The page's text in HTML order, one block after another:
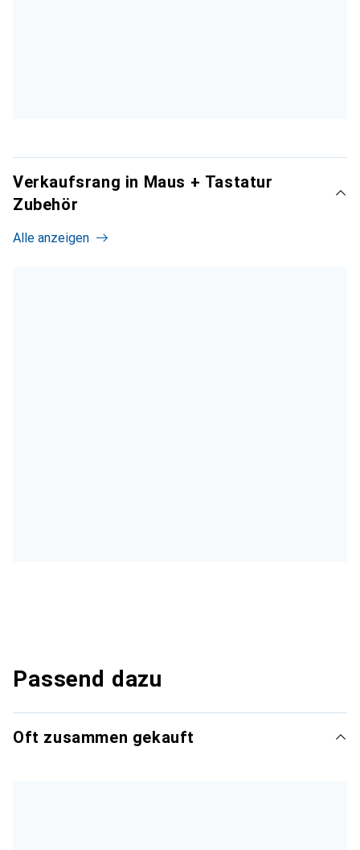
Verkaufsrang in Maus + Tastatur
Zubehör
Alle anzeigen
Passend dazu
Oft zusammen gekauft